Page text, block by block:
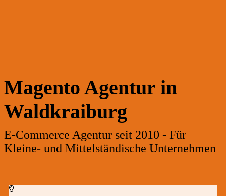
Magento Agentur in
Waldkraiburg
E-Commerce Agentur seit 2010 - Für
Kleine- und Mittelständische Unternehmen